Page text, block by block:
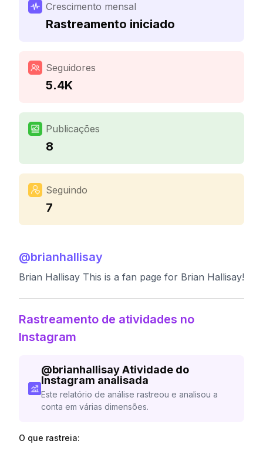
Crescimento mensal
Rastreamento iniciado
Seguidores
5.4K
Publicações
8
Seguindo
7
@brianhallisay
Brian Hallisay This is a fan page for Brian Hallisay!
Rastreamento de atividades no
Instagram
@brianhallisay Atividade do
Instagram analisada
Este relatório de análise rastreou e analisou a
conta em várias dimensões.
O que rastreia: